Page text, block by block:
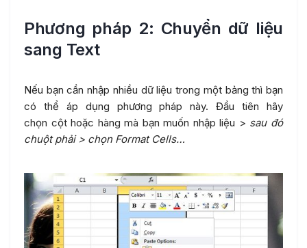
Phương pháp 2: Chuyển dữ liệu
sang Text
Nếu bạn cần nhập nhiều dữ liệu trong một bảng thì bạn
có thể áp dụng phương pháp này. Đầu tiên hãy
chọn cột hoặc hàng mà bạn muốn nhập liệu > sau đó
chuột phải > chọn Format Cells…